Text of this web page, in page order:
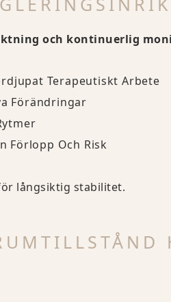
och kontinuerlig
Terapeutiskt Arbete
Förändringar
Förlopp Och Risk
långsiktig stabilitet.